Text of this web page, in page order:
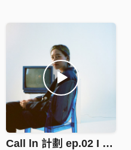
Call ln 計劃 ep.02 I Wanna Be